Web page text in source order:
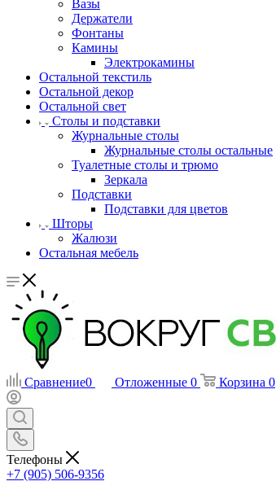
Вазы
Держатели
Фонтаны
Камины
Электрокамины
Остальной текстиль
Остальной декор
Остальной свет
Столы и подставки
Журнальные столы
Журнальные столы остальные
Туалетные столы и трюмо
Зеркала
Подставки
Подставки для цветов
Шторы
Жалюзи
Остальная мебель
Сравнение0 Отложенные 0 Корзина 0
Телефоны
+7 (905) 506-9356